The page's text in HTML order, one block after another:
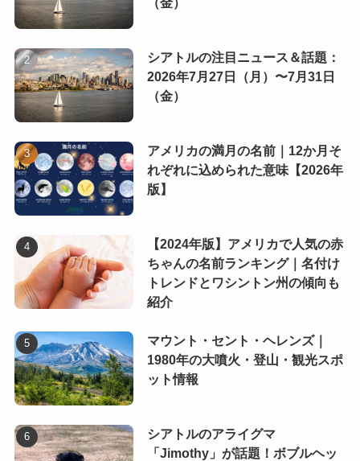
（金）
シアトルの注目ニュース＆話題：
2026年7月27日（月）〜7月31日
（金）
アメリカの満月の名前｜12か月そ
れぞれに込められた意味【2026年
版】
【2024年版】アメリカで人気の赤
ちゃんの名前ランキング｜名付け
トレンドとワシントン州の傾向も
紹介
マウント・セント・ヘレンズ｜
1980年の大噴火・登山・観光スポ
ット情報
シアトルのアライグマ
「Jimothy」が話題！ボブルヘッ